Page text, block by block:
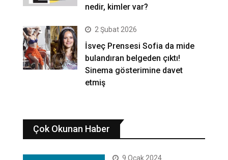
nedir, kimler var?
2 Şubat 2026
İsveç Prensesi Sofia da mide
bulandıran belgeden çıktı!
Sinema gösterimine davet
etmiş
Çok Okunan Haber
9 Ocak 2024